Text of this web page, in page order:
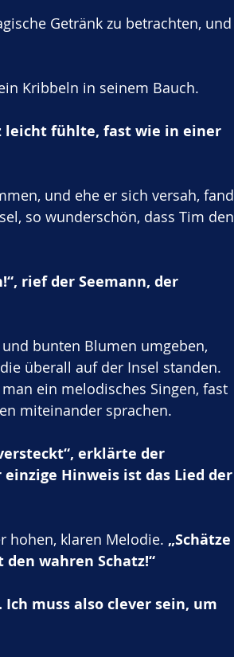
Getränk zu betrachten, und
Kribbeln in seinem Bauch.
leicht fühlte, fast wie in einer
und ehe er sich versah, fand
so wunderschön, dass Tim den
rief der Seemann, der
bunten Blumen umgeben,
überall auf der Insel standen.
ein melodisches Singen, fast
miteinander sprachen.
erklärte der
Hinweis ist das Lied der
hohen, klaren Melodie. „Schätze
wahren Schatz!“
muss also clever sein, um